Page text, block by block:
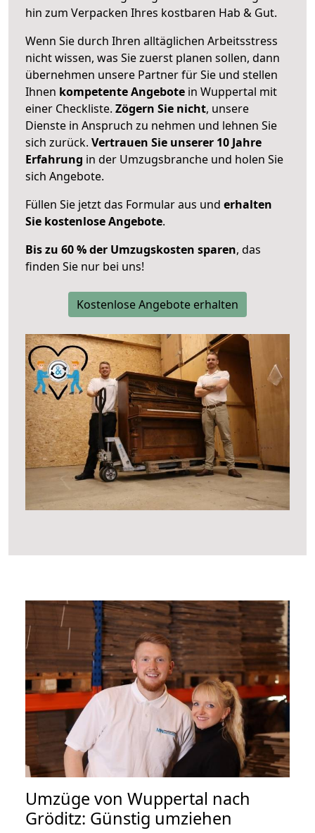
hin zum Verpacken Ihres kostbaren Hab & Gut.
Wenn Sie durch Ihren alltäglichen Arbeitsstress
nicht wissen, was Sie zuerst planen sollen, dann
übernehmen unsere Partner für Sie und stellen
Ihnen kompetente Angebote in Wuppertal mit
einer Checkliste. Zögern Sie nicht, unsere
Dienste in Anspruch zu nehmen und lehnen Sie
sich zurück. Vertrauen Sie unserer 10 Jahre
Erfahrung in der Umzugsbranche und holen Sie
sich Angebote.
Füllen Sie jetzt das Formular aus und erhalten
Sie kostenlose Angebote.
Bis zu 60 % der Umzugskosten sparen, das
finden Sie nur bei uns!
Kostenlose Angebote erhalten
Umzüge von Wuppertal nach
Gröditz: Günstig umziehen